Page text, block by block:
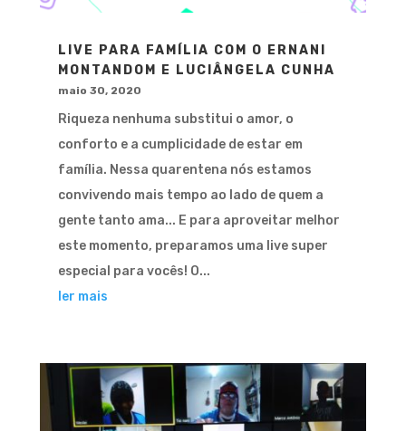
LIVE PARA FAMÍLIA COM O ERNANI
MONTANDOM E LUCIÂNGELA CUNHA
maio 30, 2020
Riqueza nenhuma substitui o amor, o
conforto e a cumplicidade de estar em
família. Nessa quarentena nós estamos
convivendo mais tempo ao lado de quem a
gente tanto ama... E para aproveitar melhor
este momento, preparamos uma live super
especial para vocês! O...
ler mais